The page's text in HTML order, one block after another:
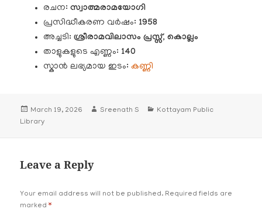
രചന:സ്വാത്മരാമയോഗി
പ്രസിദ്ധീകരണ വർഷം: 1958
അച്ചടി: ശ്രീരാമവിലാസം പ്രസ്സ്, കൊല്ലം
താളുകളുടെ എണ്ണം: 140
സ്കാൻ ലഭ്യമായ ഇടം: കണ്ണി
Posted
on
March 19, 2026 Author
Sreenath S Categories
Kottayam Public
Library
Leave a Reply
Your email address will not be published. Required fields are
marked*